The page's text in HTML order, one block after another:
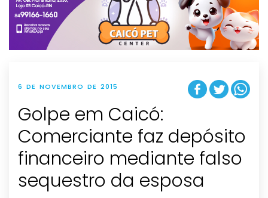
t
i
o
n
6 DE NOVEMBRO DE 2015
Golpe em Caicó:
Comerciante faz depósito
financeiro mediante falso
sequestro da esposa